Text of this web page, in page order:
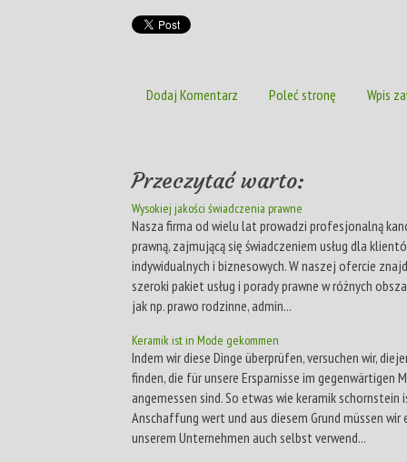
Dodaj Komentarz Poleć stronę Wpis
Przeczytać warto:
Wysokiej jakości świadczenia prawne
Nasza firma od wielu lat prowadzi profesjonalną
prawną, zajmującą się świadczeniem usług dla
indywidualnych i biznesowych. W naszej ofercie
szeroki pakiet usług i porady prawne w różnych
jak np. prawo rodzinne, admin...
Keramik ist in Mode gekommen
Indem wir diese Dinge überprüfen, versuchen wir,
finden, die für unsere Ersparnisse im gegenwärtigen
angemessen sind. So etwas wie keramik schornstein
Anschaffung wert und aus diesem Grund müssen wir
unserem Unternehmen auch selbst verwend...